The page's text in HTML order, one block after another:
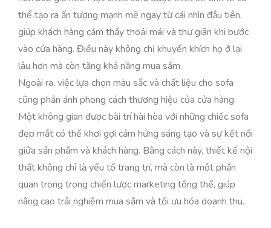
thể tạo ra ấn tượng mạnh mẽ ngay từ cái nhìn đầu tiên,
giúp khách hàng cảm thấy thoải mái và thư giãn khi bước
vào cửa hàng. Điều này không chỉ khuyến khích họ ở lại
lâu hơn mà còn tăng khả năng mua sắm.
Ngoài ra, việc lựa chọn màu sắc và chất liệu cho sofa
cũng phản ánh phong cách thương hiệu của cửa hàng.
Một không gian được bài trí hài hòa với những chiếc sofa
đẹp mắt có thể khơi gợi cảm hứng sáng tạo và sự kết nối
giữa sản phẩm và khách hàng. Bằng cách này, thiết kế nội
thất không chỉ là yếu tố trang trí, mà còn là một phần
quan trọng trong chiến lược marketing tổng thể, giúp
nâng cao trải nghiệm mua sắm và tối ưu hóa doanh thu.